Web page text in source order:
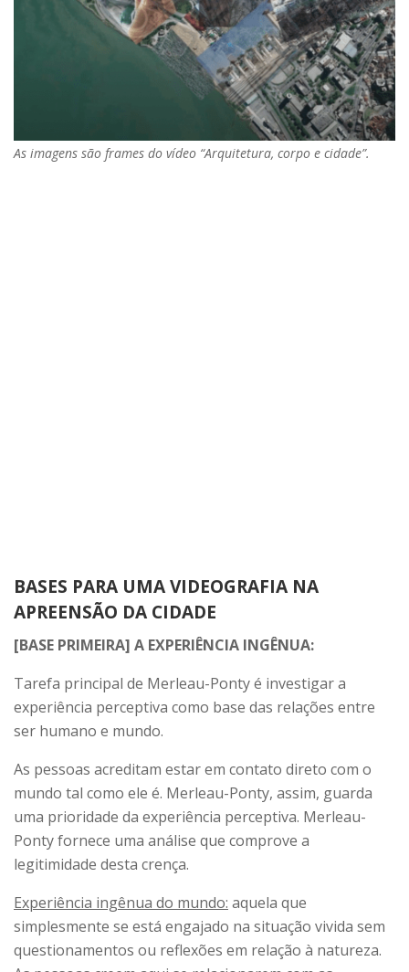
As imagens são frames do vídeo “Arquitetura, corpo e cidade”.
BASES PARA UMA VIDEOGRAFIA NA
APREENSÃO DA CIDADE
[BASE PRIMEIRA] A EXPERIÊNCIA INGÊNUA:
Tarefa principal de Merleau-Ponty é investigar a
experiência perceptiva como base das relações entre
ser humano e mundo.
As pessoas acreditam estar em contato direto com o
mundo tal como ele é. Merleau-Ponty, assim, guarda
uma prioridade da experiência perceptiva. Merleau-
Ponty fornece uma análise que comprove a
legitimidade desta crença.
Experiência ingênua do mundo: aquela que
simplesmente se está engajado na situação vivida sem
questionamentos ou reflexões em relação à natureza.